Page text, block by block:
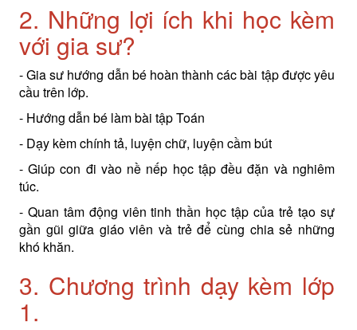
2. Những lợi ích khi học kèm
với gia sư?
- Gia sư hướng dẫn bé hoàn thành các bài tập được yêu
cầu trên lớp.
- Hướng dẫn bé làm bài tập Toán
- Dạy kèm chính tả, luyện chữ, luyện cầm bút
- Giúp con đi vào nề nếp học tập đều đặn và nghiêm
túc.
- Quan tâm động viên tinh thần học tập của trẻ tạo sự
gần gũi giữa giáo viên và trẻ để cùng chia sẻ những
khó khăn.
3. Chương trình dạy kèm lớp
1.